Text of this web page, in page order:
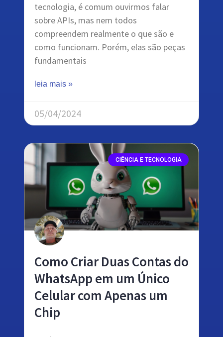
tecnologia, é comum ouvirmos falar
sobre APIs, mas nem todos
compreendem realmente o que são e
como funcionam. Porém, elas são peças
fundamentais
leia mais »
05/04/2024
CIÊNCIA E TECNOLOGIA
Como Criar Duas Contas do
WhatsApp em um Único
Celular com Apenas um
Chip